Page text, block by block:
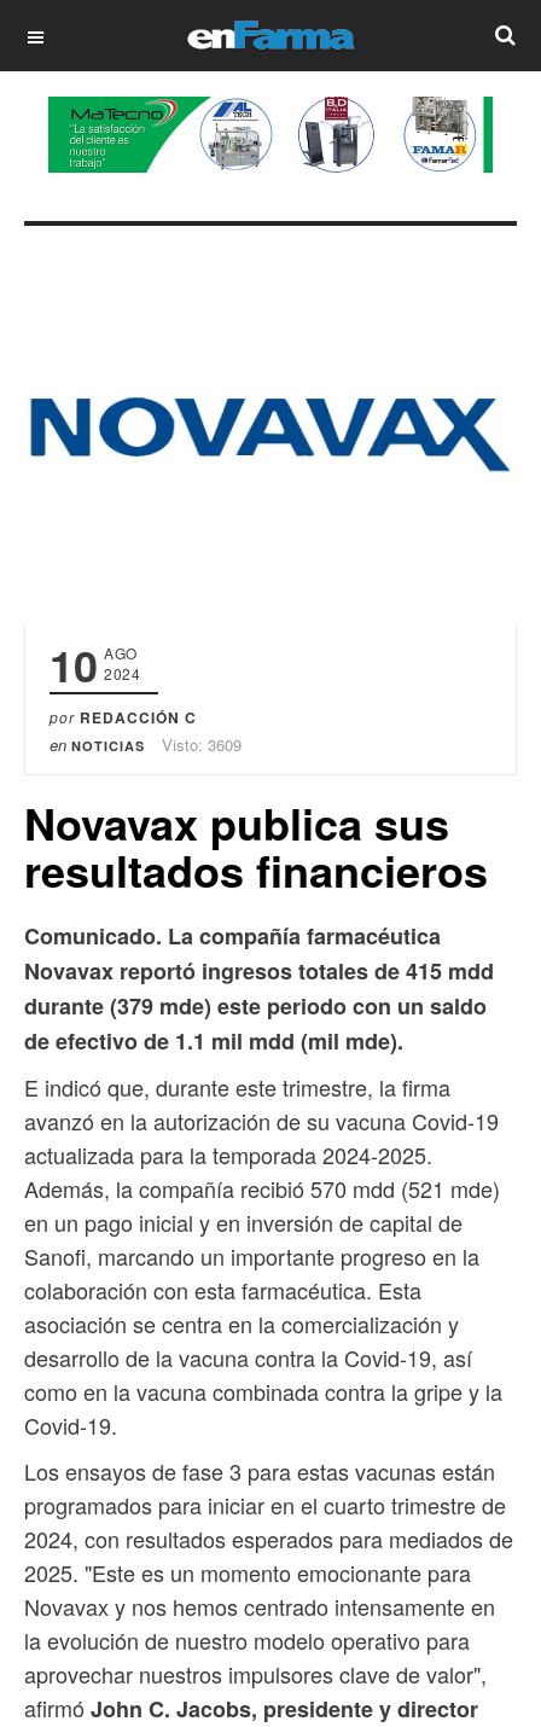
OFF CANVAS
10 AGO
2024
por REDACCIÓN C
en NOTICIAS Visto: 3609
Novavax publica sus
resultados financieros
Comunicado. La compañía farmacéutica
Novavax reportó ingresos totales de 415 mdd
durante (379 mde) este periodo con un saldo
de efectivo de 1.1 mil mdd (mil mde).
E indicó que, durante este trimestre, la firma
avanzó en la autorización de su vacuna Covid-19
actualizada para la temporada 2024-2025.
Además, la compañía recibió 570 mdd (521 mde)
en un pago inicial y en inversión de capital de
Sanofi, marcando un importante progreso en la
colaboración con esta farmacéutica. Esta
asociación se centra en la comercialización y
desarrollo de la vacuna contra la Covid-19, así
como en la vacuna combinada contra la gripe y la
Covid-19.
Los ensayos de fase 3 para estas vacunas están
programados para iniciar en el cuarto trimestre de
2024, con resultados esperados para mediados de
2025. "Este es un momento emocionante para
Novavax y nos hemos centrado intensamente en
la evolución de nuestro modelo operativo para
aprovechar nuestros impulsores clave de valor",
afirmó John C. Jacobs, presidente y director